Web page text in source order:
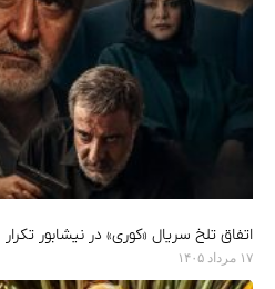
اتفاق تلخ سریال «کوری» در نیشابور تکرار شد |
۱۷ مرداد ۱۴۰۵